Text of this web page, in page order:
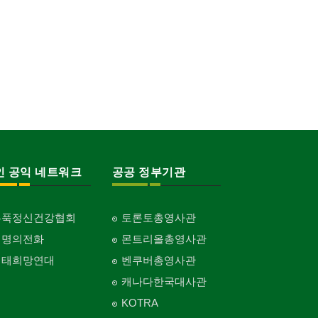
공익 네트워크
정신건강협회
의전화
희망연대
공공 정부기관
토론토총영사관
몬트리올총영사관
벤쿠버총영사관
캐나다한국대사관
KOTRA